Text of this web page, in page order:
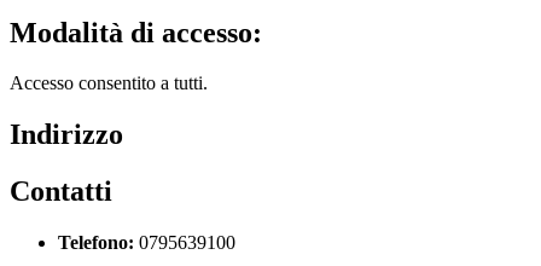
Modalità di accesso:
Accesso consentito a tutti.
Indirizzo
Contatti
Telefono: 0795639100